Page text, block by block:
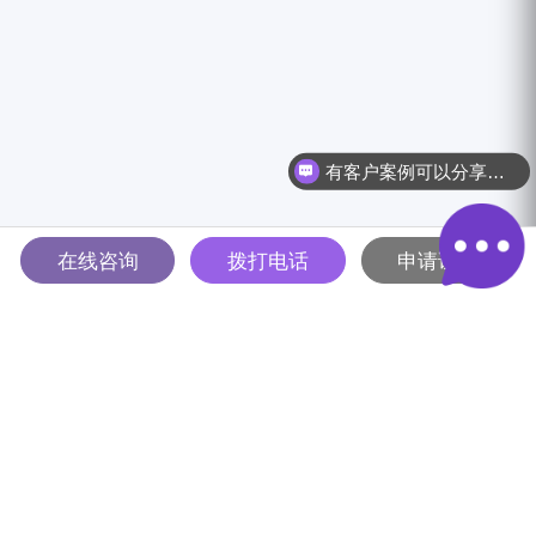
有客户案例可以分享吗？
在线咨询 拨打电话 申请试用